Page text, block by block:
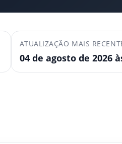
ATUALIZAÇÃO MAIS
04 de agosto de 2026